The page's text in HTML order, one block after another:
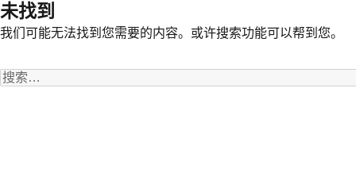
未找到
我们可能无法找到您需要的内容。或许搜索功能可以帮到您。
搜